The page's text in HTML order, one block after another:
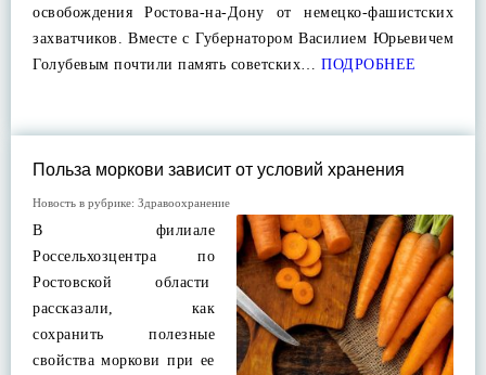
освобождения Ростова-на-Дону от немецко-фашистских
захватчиков. Вместе с Губернатором Василием Юрьевичем
Голубевым почтили память советских… ПОДРОБНЕЕ
Польза моркови зависит от условий хранения
Новость в рубрике: Здравоохранение
В филиале
Россельхозцентра по
Ростовской области
рассказали, как
сохранить полезные
свойства моркови при ее